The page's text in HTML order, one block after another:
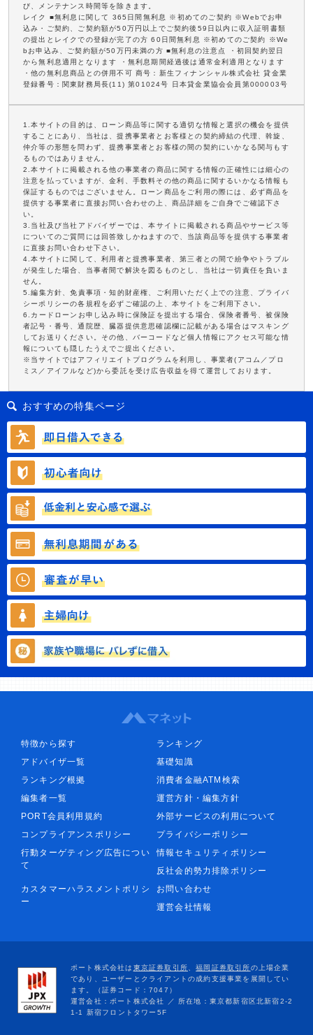
び、メンテナンス時間等を除きます。
レイク ■無利息に関して 365日間無利息 ※初めてのご契約 ※Webでお申
込み・ご契約、ご契約額が50万円以上でご契約後59日以内に収入証明書類
の提出とレイクでの登録が完了の方 60日間無利息 ※初めてのご契約 ※We
bお申込み、ご契約額が50万円未満の方 ■無利息の注意点 ・初回契約翌日
から無利息適用となります ・無利息期間経過後は通常金利適用となります
・他の無利息商品との併用不可 商号：新生フィナンシャル株式会社 貸金業
登録番号：関東財務局長(11) 第01024号 日本貸金業協会会員第000003号
1.本サイトの目的は、ローン商品等に関する適切な情報と選択の機会を提供
することにあり、当社は、提携事業者とお客様との契約締結の代理、斡旋、
仲介等の形態を問わず、提携事業者とお客様の間の契約にいかなる関与もす
るものではありません。
2.本サイトに掲載される他の事業者の商品に関する情報の正確性には細心の
注意を払っていますが、金利、手数料その他の商品に関するいかなる情報も
保証するものではございません。ローン商品をご利用の際には、必ず商品を
提供する事業者に直接お問い合わせの上、商品詳細をご自身でご確認下さ
い。
3.当社及び当社アドバイザーでは、本サイトに掲載される商品やサービス等
についてのご質問には回答致しかねますので、当該商品等を提供する事業者
に直接お問い合わせ下さい。
4.本サイトに関して、利用者と提携事業者、第三者との間で紛争やトラブル
が発生した場合、当事者間で解決を図るものとし、当社は一切責任を負いま
せん。
5.編集方針、免責事項・知的財産権、ご利用いただく上での注意、プライバ
シーポリシーの各規程を必ずご確認の上、本サイトをご利用下さい。
6.カードローンお申し込み時に保険証を提出する場合、保険者番号、被保険
者記号・番号、通院歴、臓器提供意思確認欄に記載がある場合はマスキング
してお送りください。その他、バーコードなど個人情報にアクセス可能な情
報についても隠したうえでご提出ください。
※当サイトではアフィリエイトプログラムを利用し、事業者(アコム／プロ
ミス／アイフルなど)から委託を受け広告収益を得て運営しております。
おすすめの特集ページ
特徴から探す
ランキング
アドバイザ一覧
基礎知識
ランキング根拠
消費者金融ATM検索
編集者一覧
運営方針・編集方針
PORT会員利用規約
外部サービスの利用について
コンプライアンスポリシー
プライバシーポリシー
行動ターゲティング広告につい
て
情報セキュリティポリシー
反社会的勢力排除ポリシー
カスタマーハラスメントポリシ
ー
お問い合わせ
運営会社情報